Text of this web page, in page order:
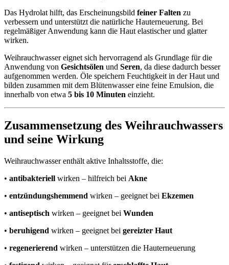
Das Hydrolat hilft, das Erscheinungsbild feiner Falten zu
verbessern und unterstützt die natürliche Hauterneuerung. Bei
regelmäßiger Anwendung kann die Haut elastischer und glatter
wirken.
Weihrauchwasser eignet sich hervorragend als Grundlage für die
Anwendung von Gesichtsölen und Seren, da diese dadurch besser
aufgenommen werden. Öle speichern Feuchtigkeit in der Haut und
bilden zusammen mit dem Blütenwasser eine feine Emulsion, die
innerhalb von etwa 5 bis 10 Minuten einzieht.
Zusammensetzung des Weihrauchwassers
und seine Wirkung
Weihrauchwasser enthält aktive Inhaltsstoffe, die:
• antibakteriell wirken – hilfreich bei Akne
• entzündungshemmend wirken – geeignet bei Ekzemen
• antiseptisch wirken – geeignet bei Wunden
• beruhigend wirken – geeignet bei gereizter Haut
• regenerierend wirken – unterstützen die Hauterneuerung